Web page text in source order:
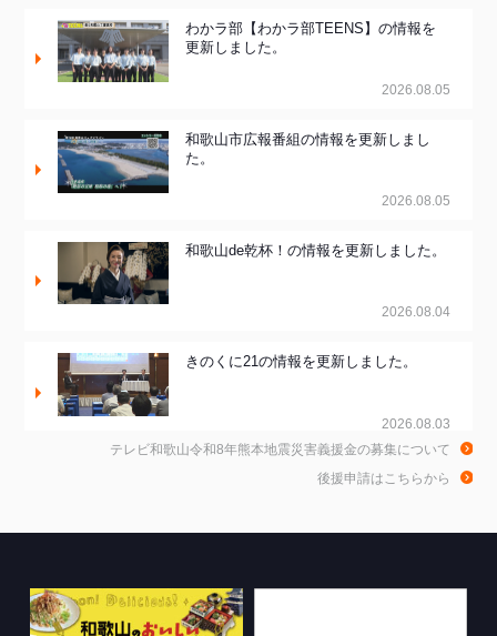
わかラ部【わかラ部TEENS】の情報を
更新しました。
2026.08.05
和歌山市広報番組の情報を更新しまし
た。
2026.08.05
和歌山de乾杯！の情報を更新しました。
2026.08.04
きのくに21の情報を更新しました。
2026.08.03
ちゃぶ台おかわりの情報を更新しまし
2026.07.30
情報を更新しました。
テレビ和歌山令和8年熊本地震災害義援金の募集について
後援申請はこちらから